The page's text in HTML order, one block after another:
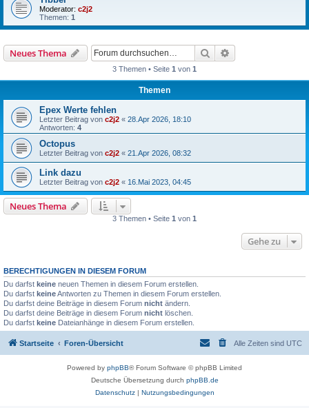
Moderator: c2j2
Themen: 1
Neues Thema Suche
3 Themen • Seite 1 von 1
Themen
Epex Werte fehlen
Letzter Beitrag von c2j2 « 28.Apr 2026, 18:10
Antworten: 4
Octopus
Letzter Beitrag von c2j2 « 21.Apr 2026, 08:32
Link dazu
Letzter Beitrag von c2j2 « 16.Mai 2023, 04:45
Neues Thema
3 Themen • Seite 1 von 1
Gehe zu
BERECHTIGUNGEN IN DIESEM FORUM
Du darfst keine neuen Themen in diesem Forum erstellen.
Du darfst keineAntworten zu Themen in diesem Forum erstellen.
Du darfst deine Beiträge in diesem Forum nicht ändern.
Du darfst deine Beiträge in diesem Forum nicht löschen.
Du darfst keine Dateianhänge in diesem Forum erstellen.
Startseite Foren-Übersicht Alle Zeiten sind UTC
Powered by phpBB® Forum Software © phpBB Limited
Deutsche Übersetzung durch phpBB.de
Datenschutz| Nutzungsbedingungen